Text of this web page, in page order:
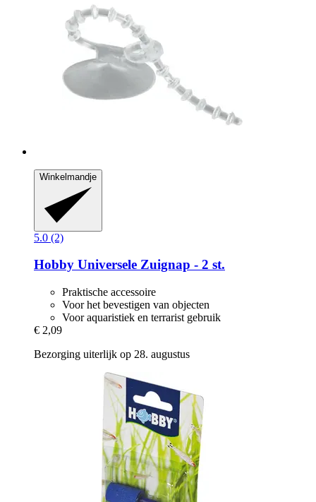
Winkelmandje
5.0 (2)
Hobby Universele Zuignap -​ 2 st.
Praktische accessoire
Voor het bevestigen van objecten
Voor aquaristiek en terrarist gebruik
€ 2,09
Bezorging uiterlijk op 28. augustus